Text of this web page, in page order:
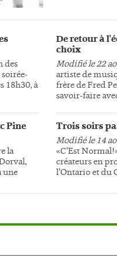
des
18h30, à
Pine
la
une
De retour à
choix
Modifié le 22
artiste de
frère de Fred
savoir-faire
Trois soirs
Modifié le 14
«C’Est
créateurs en
l’Ontario et du